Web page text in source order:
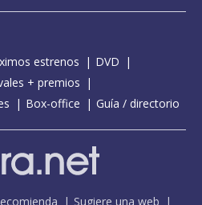
estrenos
DVD
+ premios
Box-office Guía / directorio
Sugiere una web